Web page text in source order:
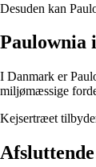
Desuden kan
Paulownia
I Danmark er
miljømæssige
Kejsertræet